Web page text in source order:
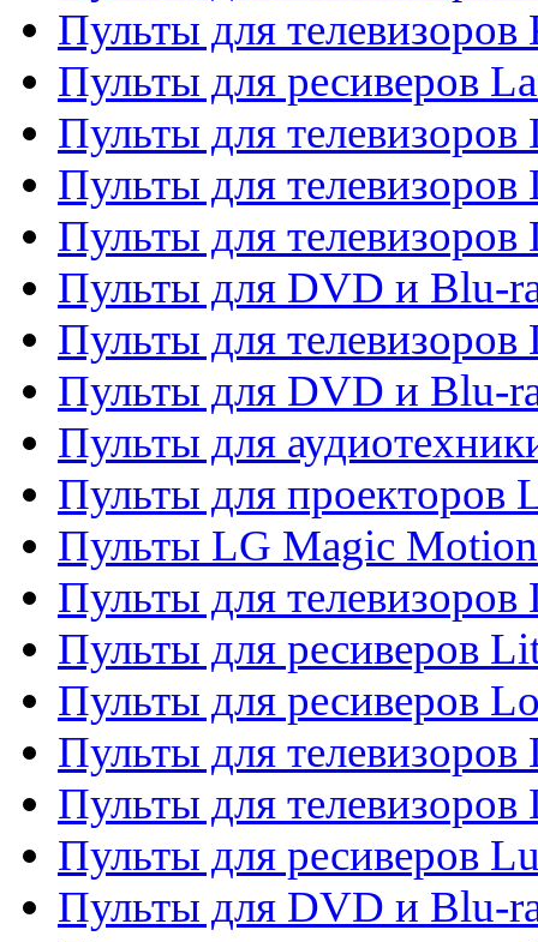
Пульты для
Пульты для ресиверов
Пульты для телевизоров
Пульты для телевизоров
Пульты для телевизоров
Пульты для DVD и Blu-
Пульты для телевизоров
Пульты для DVD и Blu-
Пульты для
Пульты для проекторов
Пульты LG Magic Motion
Пульты для
Пульты для ресиверов
Пульты для ресиверов
Пульты для телевизоров
Пульты для
Пульты для ресиверов
Пульты для DVD и Blu-